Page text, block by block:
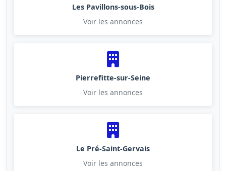
Les Pavillons-sous-Bois
Voir les annonces
Pierrefitte-sur-Seine
Voir les annonces
Le Pré-Saint-Gervais
Voir les annonces